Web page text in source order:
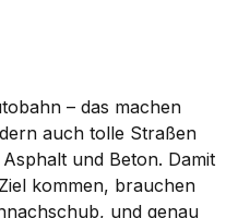
– das machen
auch tolle Straßen
und Beton. Damit
kommen, brauchen
und genau